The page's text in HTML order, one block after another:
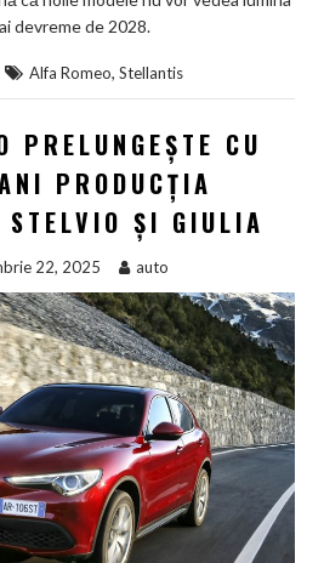
devreme de 2028.
Alfa Romeo, Stellantis
PRELUNGEȘTE CU
PRODUCȚIA
STELVIO ȘI GIULIA
22, 2025 auto